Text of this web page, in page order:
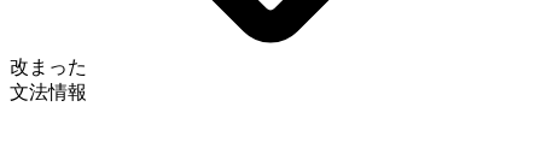
改まった
文法情報